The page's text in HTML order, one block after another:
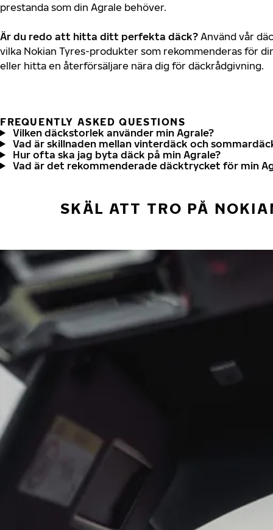
prestanda som din Agrale behöver.
Är du redo att hitta ditt perfekta däck? Använd vår
vilka Nokian Tyres-produkter som rekommenderas för
eller hitta en återförsäljare nära dig för däckrådgivning.
FREQUENTLY ASKED QUESTIONS
Vilken däckstorlek använder min Agrale?
Vad är skillnaden mellan vinterdäck och
Hur ofta ska jag byta däck på min Agrale?
Vad är det rekommenderade däcktrycket för min
SKÄL ATT TRO PÅ